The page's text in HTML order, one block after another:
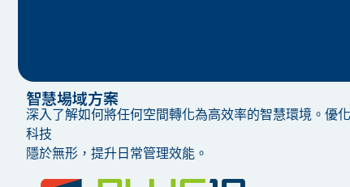
智慧場域方案
深入了解如何將任何空間轉化為高效率的智慧環境。優
科技
隱於無形，提升日常管理效能。